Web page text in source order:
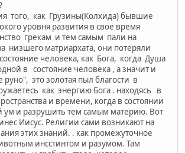
того, как Грузины(Колхида) бывшие
уровня развития в свое время
грекам и тем самым пали на
низшего матриархата, они потеряли
человека, как Бога, когда Душа
в состояние человека , а значит и
руно", это золотая пыл благости в
как энергию Бога . находясь в
и времени, когда в состоянии
ум и разрушить тем самым материю. Вот
Иисус. Религии сами возникают на
этих знаний. . как промежуточное
инсстинтом и разумом. Там